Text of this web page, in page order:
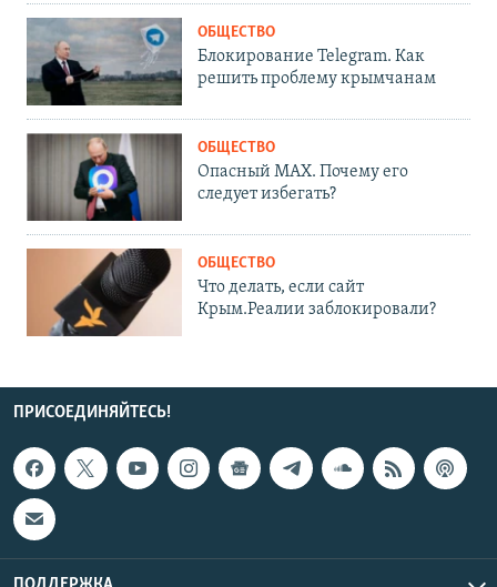
ОБЩЕСТВО
Блокирование Telegram. Как
решить проблему крымчанам
ОБЩЕСТВО
Опасный MAX. Почему его
следует избегать?
ОБЩЕСТВО
Что делать, если сайт
Крым.Реалии заблокировали?
ПРИСОЕДИНЯЙТЕСЬ!